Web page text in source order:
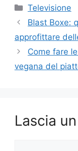
Categorie
Televisione
Blast Boxe:
approfittare
Come fare
vegana del
Lascia